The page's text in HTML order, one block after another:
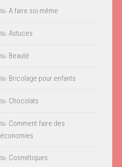
A faire soi même
Astuces
Beauté
Bricolage pour enfants
Chocolats
Comment faire des
économies
Cosmétiques